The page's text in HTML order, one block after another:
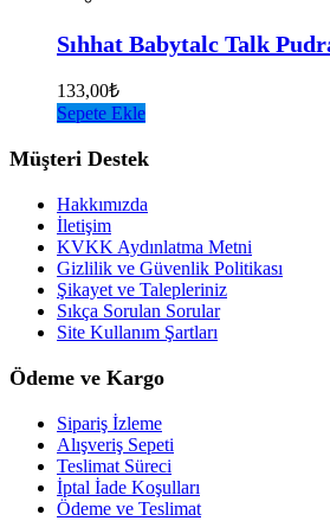
Sıhhat Babytalc Talk
133,00₺
Sepete Ekle
Müşteri Destek
Hakkımızda
İletişim
KVKK Aydınlatma Metni
Gizlilik ve Güvenlik Politikası
Şikayet ve Talepleriniz
Sıkça Sorulan Sorular
Site Kullanım Şartları
Ödeme ve Kargo
Sipariş İzleme
Alışveriş Sepeti
Teslimat Süreci
İptal İade Koşulları
Ödeme ve Teslimat